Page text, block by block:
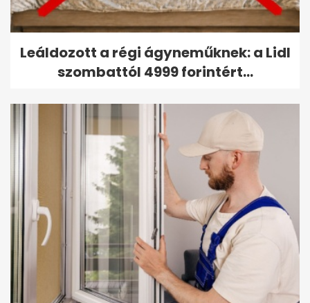
Leáldozott a régi ágyneműknek: a Lidl
szombattól 4999 forintért...